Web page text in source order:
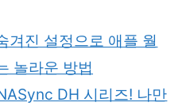
진 설정으로 애플 월
놀라운 방법
DH 시리즈! 나만